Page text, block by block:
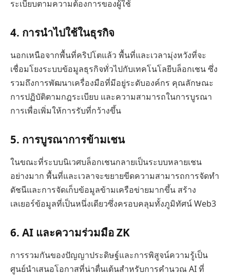
ระเบียบตามความต้องการของผู้ใช้
4. การนำไปใช้ในธุรกิจ
นอกเหนือจากพื้นที่คริปโตแล้ว พื้นที่และเวลามุ่งหวังที่จะ
เชื่อมโยงระบบข้อมูลธุรกิจทั่วไปกับเทคโนโลยีบล็อกเชน ซึ่ง
รวมถึงการพัฒนาเครื่องมือที่มีอยู่ระดับองค์กร คุณลักษณะ
การปฏิบัติตามกฎระเบียบ และความสามารถในการบูรณา
การเพื่อเพิ่มให้การรับที่กว้างขึ้น
5. การบูรณาการข้ามเชน
ในขณะที่ระบบนิเวศบล็อกเชนกลายเป็นระบบหลายเชน
อย่างมาก พื้นที่และเวลาจะขยายขีดความสามารถการจัดทำ
ดัชนีและการจัดเก็บข้อมูลข้ามเครือข่ายมากขึ้น สร้าง
เลเยอร์ข้อมูลที่เป็นหนึ่งเดียวซึ่งครอบคลุมทั้งภูมิทัศน์ Web3
6. AI และความร่วมมือ ZK
การรวมกันของปัญญาประดิษฐ์และการพิสูจน์ความรู้เป็น
ศูนย์นำเสนอโอกาสที่น่าตื่นเต้นสำหรับการคำนวณ AI ที่